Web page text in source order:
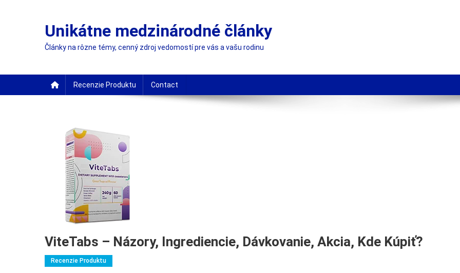
Unikátne medzinárodné články
Články na rôzne témy, cenný zdroj vedomostí pre vás a vašu rodinu
Recenzie Produktu Contact
ViteTabs – Názory, Ingrediencie, Dávkovanie, Akcia, Kde Kúpiť?
Recenzie Produktu